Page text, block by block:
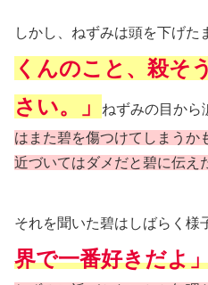
しかし、ねずみは頭を下げた
くんのこと、殺そ
さい。」
ねずみの目から
はまた碧を傷つけてしまうか
近づいてはダメだと碧に伝え
それを聞いた碧はしばらく様
界で一番好きだよ